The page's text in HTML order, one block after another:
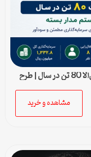
دانلود طرح توجیهی پرورش ماهی قزل‌آلا 80 تن در سال | طرح
مشاهده و خرید